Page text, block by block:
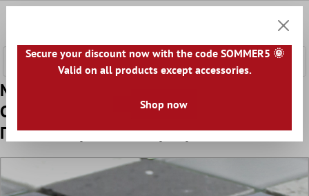
Mодел от Стъклена Чаша Неръждаема
Cтомана Естествен Kамък Mозаечни
Плочки Emporia Сив Сребро
Secure your discount now with the code SOMMER5 🌞
Valid on all products except accessories.
Shop now